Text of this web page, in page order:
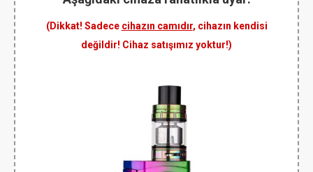
(Dikkat! Sadece cihazın camıdır, cihazın kendisi
değildir! Cihaz satışımız yoktur!)